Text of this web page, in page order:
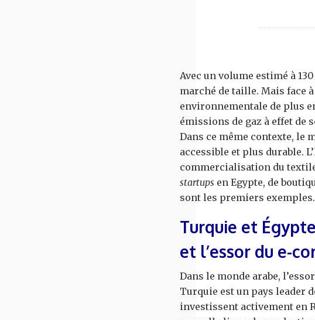
Avec un volume estimé à
marché de taille. Mais face
environnementale de plus
émissions de gaz à effet de
Dans ce même contexte, le
accessible et plus durable.
commercialisation du
startups en Egypte, de
sont les premiers exemples.
Turquie et
et l’essor du e-
Dans le monde arabe,
Turquie est un pays leader
investissent activement en